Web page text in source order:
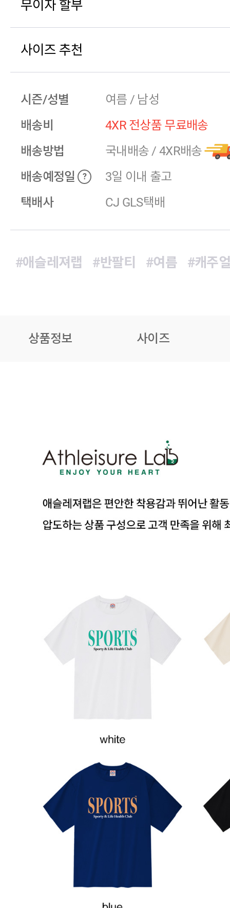
무이자 할부
사이즈 추천
시즌/성별
여름 / 남성
배송비
4XR 전상품 무료배송
배송방법
국내배송 / 4XR배송
배송예정일
?
3일 이내 출고
택배사
CJ GLS택배
#애슬레져랩 #반팔티 #여름 #캐주
상품정보 사이즈